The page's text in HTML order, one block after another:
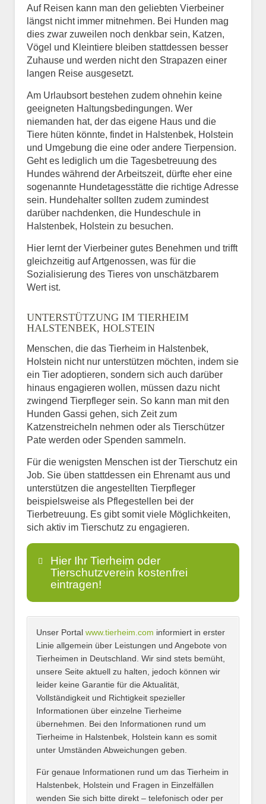
Auf Reisen kann man den geliebten Vierbeiner
längst nicht immer mitnehmen. Bei Hunden mag
dies zwar zuweilen noch denkbar sein, Katzen,
Vögel und Kleintiere bleiben stattdessen besser
Zuhause und werden nicht den Strapazen einer
langen Reise ausgesetzt.
Am Urlaubsort bestehen zudem ohnehin keine
geeigneten Haltungsbedingungen. Wer
niemanden hat, der das eigene Haus und die
Tiere hüten könnte, findet in Halstenbek, Holstein
und Umgebung die eine oder andere Tierpension.
Geht es lediglich um die Tagesbetreuung des
Hundes während der Arbeitszeit, dürfte eher eine
sogenannte Hundetagesstätte die richtige Adresse
sein. Hundehalter sollten zudem zumindest
darüber nachdenken, die Hundeschule in
Halstenbek, Holstein zu besuchen.
Hier lernt der Vierbeiner gutes Benehmen und trifft
gleichzeitig auf Artgenossen, was für die
Sozialisierung des Tieres von unschätzbarem
Wert ist.
UNTERSTÜTZUNG IM TIERHEIM
HALSTENBEK, HOLSTEIN
Menschen, die das Tierheim in Halstenbek,
Holstein nicht nur unterstützen möchten, indem sie
ein Tier adoptieren, sondern sich auch darüber
hinaus engagieren wollen, müssen dazu nicht
zwingend Tierpfleger sein. So kann man mit den
Hunden Gassi gehen, sich Zeit zum
Katzenstreicheln nehmen oder als Tierschützer
Pate werden oder Spenden sammeln.
Für die wenigsten Menschen ist der Tierschutz ein
Job. Sie üben stattdessen ein Ehrenamt aus und
unterstützen die angestellten Tierpfleger
beispielsweise als Pflegestellen bei der
Tierbetreuung. Es gibt somit viele Möglichkeiten,
sich aktiv im Tierschutz zu engagieren.
Hier Ihr Tierheim oder
Tierschutzverein kostenfrei
eintragen!
Name*
E-Mail*
Name des Tierheims*
Unser Portal www.tierheim.com informiert in erster
Linie allgemein über Leistungen und Angebote von
Tierheimen in Deutschland. Wir sind stets bemüht,
unsere Seite aktuell zu halten, jedoch können wir
leider keine Garantie für die Aktualität,
Vollständigkeit und Richtigkeit spezieller
Informationen über einzelne Tierheime
übernehmen. Bei den Informationen rund um
Tierheime in Halstenbek, Holstein kann es somit
unter Umständen Abweichungen geben.
Für genaue Informationen rund um das Tierheim in
Halstenbek, Holstein und Fragen in Einzelfällen
wenden Sie sich bitte direkt – telefonisch oder per